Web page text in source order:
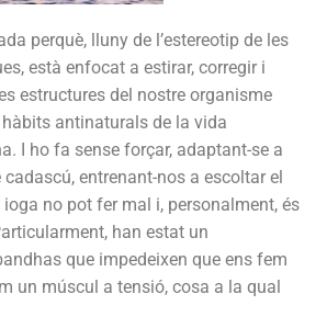
perquè, lluny de l’estereotip de les
està enfocat a estirar, corregir i
estructures del nostre organisme
antinaturals de la vida
I ho fa sense forçar, adaptant-se a
entrenant-nos a escoltar el
no pot fer mal i, personalment, és
han estat un
que impedeixen que ens fem
un múscul a tensió, cosa a la qual